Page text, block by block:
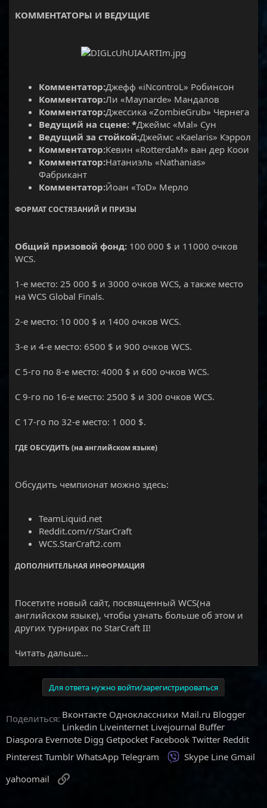
КОММЕНТАТОРЫ И ВЕДУЩИЕ
Комментатор:Джефф «iNcontroL» Робинсон
Комментатор:Ли «Maynarde» Мандалов
Комментатор:Джессика «ZombieGrub» Чернега
Ведущий на сцене: *Джеймс «Mal» Сун
Ведущий за стойкой:Джеймс «Kaelaris» Кэррол
Комментатор:Кевин «RotterdaM» ван дер Коои
Комментатор:Натаниэль «Nathanias»
Фабрикант
Комментатор:Йоан «ToD» Мерло
ФОРМАТ СОСТЯЗАНИЙ И ПРИЗЫ
Общий призовой фонд: 100 000 $ и 11000 очков
WCS.
1-е место: 25 000 $ и 3000 очков WCS, а также место
на WCS Global Finals.
2-е место: 10 000 $ и 1400 очков WCS.
3-е и 4-е место: 6500 $ и 900 очков WCS.
С 5-го по 8-е место: 4000 $ и 600 очков WCS.
С 9-го по 16-е место: 2500 $ и 300 очков WCS.
С 17-го по 32-е место: 1 000 $.
ГДЕ ОБСУДИТЬ (на английском языке)
Обсудить чемпионат можно здесь:
TeamLiquid.net
Reddit.com/r/StarCraft
WCS.StarCraft2.com
ДОПОЛНИТЕЛЬНАЯ ИНФОРМАЦИЯ
Посетите новый сайт, посвященный WCS(на
английском языке), чтобы узнать больше об этом и
других турнирах по StarCraft II!
Читать дальше...
Для ответа нужно войти/зарегистрироваться
Поделиться: Вконтакте Одноклассники Mail.ru Blogger
Linkedin Liveinternet Livejournal Buffer
Diaspora Evernote Digg Getpocket Facebook Twitter Reddit
Pinterest Tumblr WhatsApp Telegram Viber
Skype Line Gmail
yahoomail